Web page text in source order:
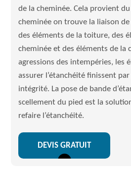
de la cheminée. Cela provient
cheminée on trouve la liaison
des éléments de la toiture, des
cheminée et des éléments de la
agressions des intempéries, les
assurer l’étanchéité finissent
intégrité. La pose de bande
scellement du pied est la
refaire l’étanchéité.
DEVIS GRATUIT